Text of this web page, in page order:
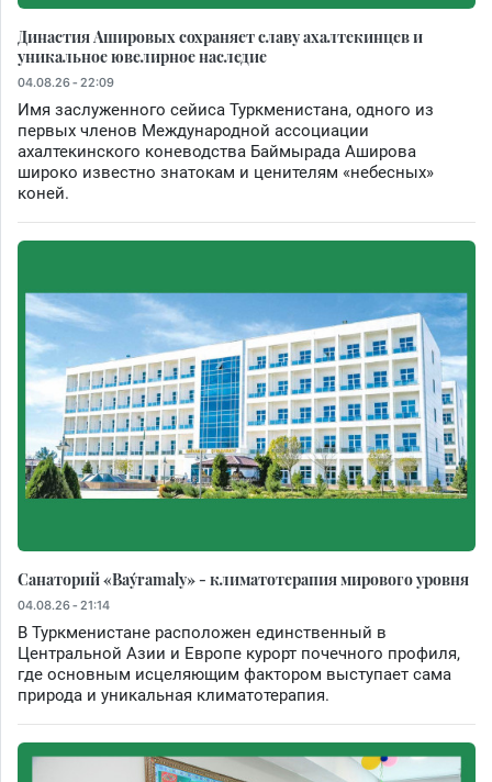
Династия Ашировых сохраняет славу ахалтекинцев и
уникальное ювелирное наследие
04.08.26 - 22:09
Имя заслуженного сейиса Туркменистана, одного из
первых членов Международной ассоциации
ахалтекинского коневодства Баймырада Аширова
широко известно знатокам и ценителям «небесных»
коней.
Санаторий «Baýramaly» - климатотерапия мирового уровня
04.08.26 - 21:14
В Туркменистане расположен единственный в
Центральной Азии и Европе курорт почечного профиля,
где основным исцеляющим фактором выступает сама
природа и уникальная климатотерапия.